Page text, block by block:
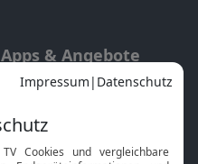
Apps & Angebote
Mobile App